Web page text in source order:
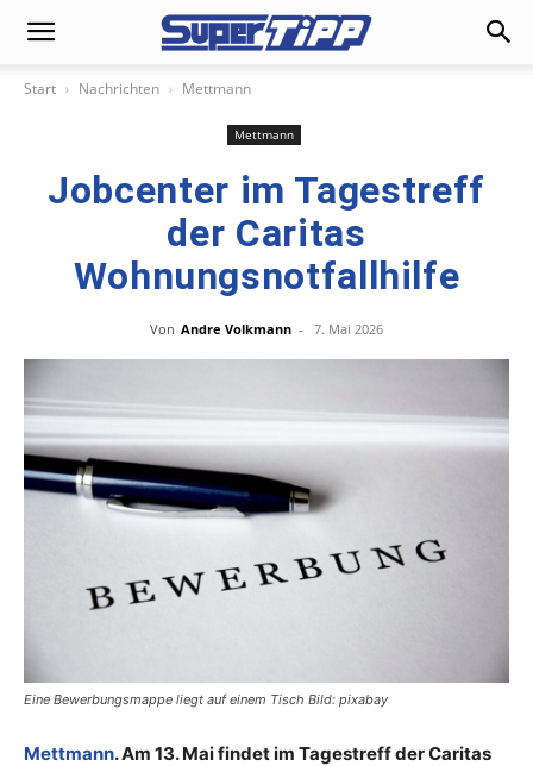
Start Nachrichten Mettmann
Mettmann
Jobcenter im Tagestreff
der Caritas
Wohnungsnotfallhilfe
Von Andre Volkmann - 7. Mai 2026
Eine Bewerbungsmappe liegt auf einem Tisch Bild: pixabay
Mettmann. Am 13. Mai findet im Tagestreff der Caritas